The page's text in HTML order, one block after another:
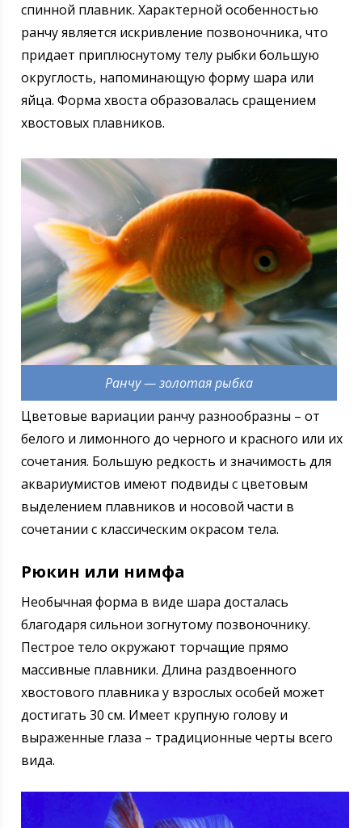
спинной плавник. Характерной особенностью
ранчу является искривление позвоночника, что
придает приплюснутому телу рыбки большую
округлость, напоминающую форму шара или
яйца. Форма хвоста образовалась сращением
хвостовых плавников.
Ранчу — золотая рыбка
Цветовые вариации ранчу разнообразны – от
белого и лимонного до черного и красного или их
сочетания. Большую редкость и значимость для
аквариумистов имеют подвиды с цветовым
выделением плавников и носовой части в
сочетании с классическим окрасом тела.
Рюкин или нимфа
Необычная форма в виде шара досталась
благодаря сильнои зогнутому позвоночнику.
Пестрое тело окружают торчащие прямо
массивные плавники. Длина раздвоенного
хвостового плавника у взрослых особей может
достигать 30 см. Имеет крупную голову и
выраженные глаза – традиционные черты всего
вида.